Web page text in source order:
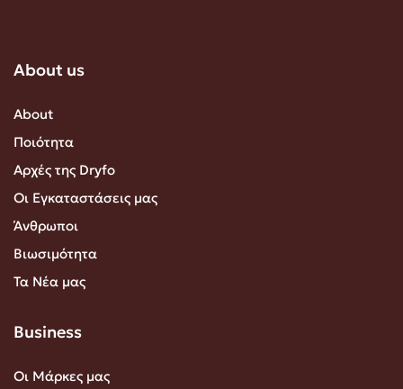
About us
About
Ποιότητα
Αρχές της Dryfo
Οι Εγκαταστάσεις μας
Άνθρωποι
Βιωσιμότητα
Τα Νέα μας
Business
Οι Μάρκες μας